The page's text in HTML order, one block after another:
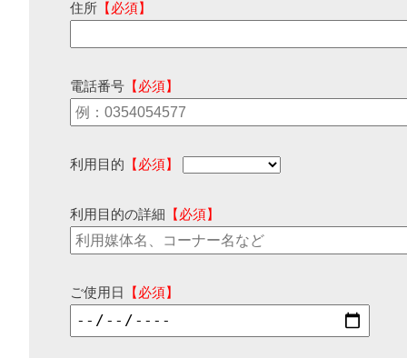
住所 【必須】
電話番号 【必須】
利用目的 【必須】
利用目的の詳細 【必須】
ご使用日 【必須】